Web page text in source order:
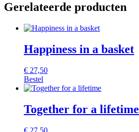
Gerelateerde producten
Happiness in a basket
€ 27,50
Bestel
Together for a lifetime
€ 27,50